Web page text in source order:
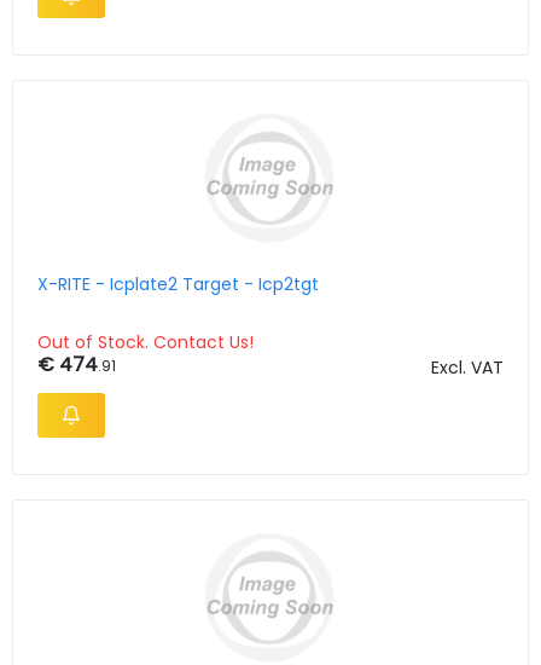
X-RITE - Icplate2 Target - Icp2tgt
Out of Stock. Contact Us!
€ 474.91 Excl. VAT